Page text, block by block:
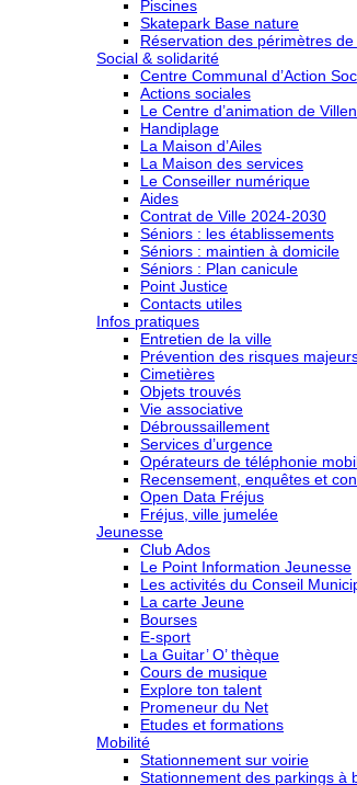
Piscines
Skatepark Base nature
Réservation des périmètres
Social & solidarité
Centre Communal d’Action
Actions sociales
Le Centre d’animation de
Handiplage
La Maison d’Ailes
La Maison des services
Le Conseiller numérique
Aides
Contrat de Ville 2024-2030
Séniors : les établissements
Séniors : maintien à domicile
Séniors : Plan canicule
Point Justice
Contacts utiles
Infos pratiques
Entretien de la ville
Prévention des risques
Cimetières
Objets trouvés
Vie associative
Débroussaillement
Services d’urgence
Opérateurs de téléphonie
Recensement, enquêtes et
Open Data Fréjus
Fréjus, ville jumelée
Jeunesse
Club Ados
Le Point Information Jeunesse
Les activités du Conseil
La carte Jeune
Bourses
E-sport
La Guitar’ O’ thèque
Cours de musique
Explore ton talent
Promeneur du Net
Etudes et formations
Mobilité
Stationnement sur voirie
Stationnement des parkings à